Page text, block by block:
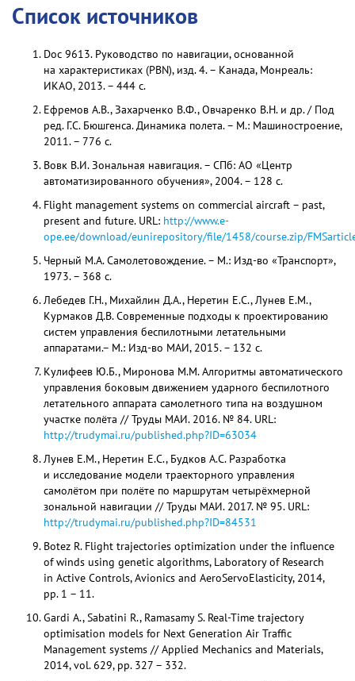
Список источников
Doc 9613. Руководство по навигации, основанной
на характеристиках (PBN), изд. 4. – Канада, Монреаль:
ИКАО, 2013. – 444 с.
Ефремов А.В., Захарченко В.Ф., Овчаренко В.Н. и др. / Под
ред. Г.С. Бюшгенса. Динамика полета. – М.: Машиностроение,
2011. – 776 с.
Вовк В.И. Зональная навигация. – СПб: АО «Центр
автоматизированного обучения», 2004. – 128 с.
Flight management systems on commercial aircraft – past,
present and future. URL: http://www.e-
ope.ee/download/eunirepository/file/1458/course.zip/
Черный М.А. Самолетовождение. – М.: Изд-во «Транспорт»,
1973. – 368 с.
Лебедев Г.Н., Михайлин Д.А., Неретин Е.С., Лунев Е.М.,
Курмаков Д.В. Современные подходы к проектированию
систем управления беспилотными летательными
аппаратами.– М.: Изд-во МАИ, 2015. – 132 с.
Кулифеев Ю.Б., Миронова М.М. Алгоритмы автоматического
управления боковым движением ударного беспилотного
летательного аппарата самолетного типа на воздушном
участке полёта // Труды МАИ. 2016. № 84. URL:
http://trudymai.ru/published.php?ID=63034
Лунев Е.М., Неретин Е.С., Будков А.С. Разработка
и исследование модели траекторного управления
самолётом при полёте по маршрутам четырёхмерной
зональной навигации // Труды МАИ. 2017. № 95. URL:
http://trudymai.ru/published.php?ID=84531
Botez R. Flight trajectories optimization under the influence
of winds using genetic algorithms, Laboratory of Research
in Active Controls, Avionics and AeroServoElasticity, 2014,
pp. 1 – 11.
Gardi A., Sabatini R., Ramasamy S. Real-Time trajectory
optimisation models for Next Generation Air Traffic
Management systems // Applied Mechanics and Materials,
2014, vol. 629, pp. 327 – 332.